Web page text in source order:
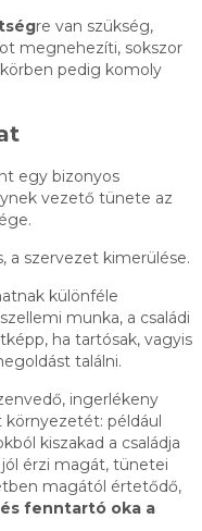
re van szükség,
megnehezíti, sokszor
pedig komoly
egy bizonyos
vezető tünete az
a szervezet kimerülése.
különféle
munka, a családi
ha tartósak, vagyis
találni.
ingerlékeny
például
kiszakad a családja
érzi magát, tünetei
magától értetődő,
fenntartó oka a